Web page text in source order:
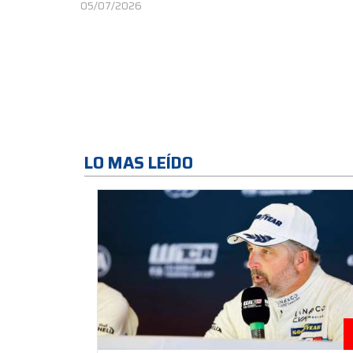
05/07/2026
LO MAS LEÍDO